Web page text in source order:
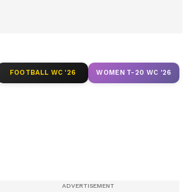
FOOTBALL WC '26 WOMEN T-20 WC '26